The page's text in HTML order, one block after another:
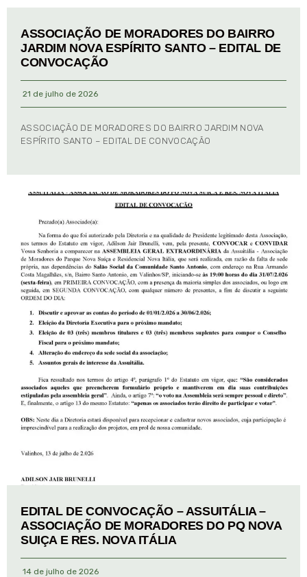
ASSOCIAÇÃO DE MORADORES DO BAIRRO
JARDIM NOVA ESPÍRITO SANTO – EDITAL DE
CONVOCAÇÃO
21 de julho de 2026
ASSOCIAÇÃO DE MORADORES DO BAIRRO JARDIM NOVA
ESPÍRITO SANTO – EDITAL DE CONVOCAÇÃO
EDITAL DE CONVOCAÇÃO – ASSUITÁLIA –
ASSOCIAÇÃO DE MORADORES DO PQ NOVA
SUIÇA E RES. NOVA ITÁLIA
14 de julho de 2026